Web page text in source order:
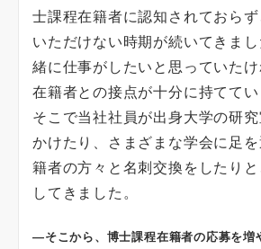
士課程在籍者に認知されておら
いただけない時期が続いてきま
緒に仕事がしたいと思っていた
在籍者との接点が十分に持ててい
そこで当社社員が出身大学の研
かけたり、さまざまな学会に足
籍者の方々と名刺交換をしたり
してきました。
―そこから、博士課程在籍者の応募を増